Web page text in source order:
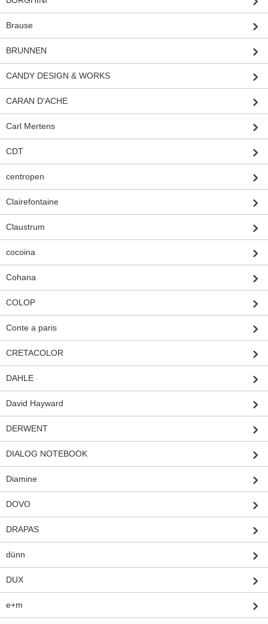
Brause
BRUNNEN
CANDY DESIGN & WORKS
CARAN D'ACHE
Carl Mertens
CDT
centropen
Clairefontaine
Claustrum
cocoina
Cohana
COLOP
Conte a paris
CRETACOLOR
DAHLE
David Hayward
DERWENT
DIALOG NOTEBOOK
Diamine
DOVO
DRAPAS
dünn
DUX
e+m